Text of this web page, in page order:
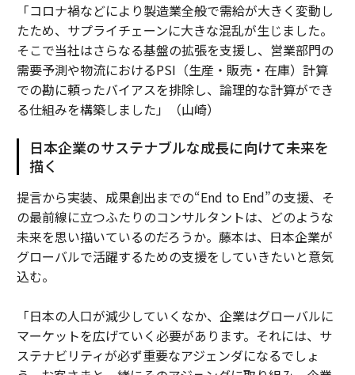
「コロナ禍などにより製造業全般で需給が大きく変動し
たため、サプライチェーンに大きな混乱が生じました。
そこで当社はさらなる基盤の拡張を支援し、営業部門の
需要予測や物流におけるPSI（生産・販売・在庫）計算
での勘に頼ったバイアスを排除し、論理的な計算ができ
る仕組みを構築しました」（山崎）
日本企業のサステナブルな成長に向けて未来を
描く
提言から実装、成果創出までの“End to End”の支援、そ
の最前線に立つふたりのコンサルタントは、どのような
未来を思い描いているのだろうか。藤本は、日本企業が
グローバルで活躍するための支援をしていきたいと意気
込む。
「日本の人口が減少していくなか、企業はグローバルに
マーケットを広げていく必要があります。それには、サ
ステナビリティが必ず重要なアジェンダになるでしょ